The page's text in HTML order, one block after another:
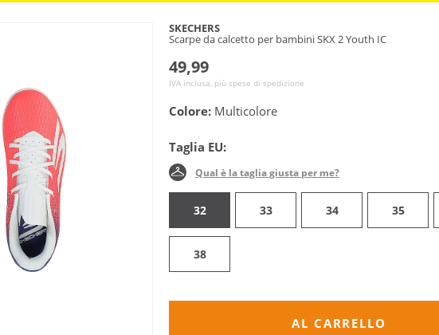
SKECHERS
Scarpe da calcetto per bambini SKX 2 Youth IC
49,99
IVA inclusa, più spese di spedizione
Colore: Multicolore
Taglia EU:
Qual è la taglia giusta per me?
32 33 34 35
38
AL CARRELLO